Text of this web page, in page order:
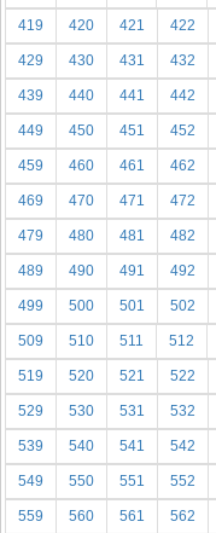
419 420 421 422
429 430 431 432
439 440 441 442
449 450 451 452
459 460 461 462
469 470 471 472
479 480 481 482
489 490 491 492
499 500 501 502
509 510 511 512
519 520 521 522
529 530 531 532
539 540 541 542
549 550 551 552
559 560 561 562